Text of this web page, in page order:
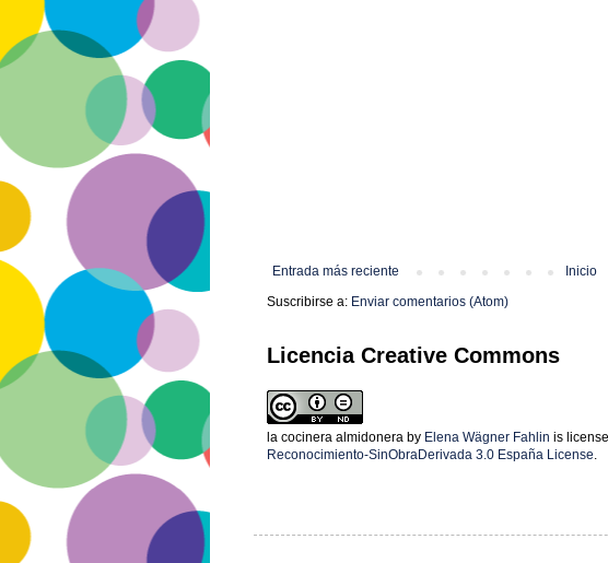
Entrada más reciente
Inicio
Suscribirse a: Enviar comentarios (Atom)
Licencia Creative Commons
la cocinera almidonera by Elena Wägner Fahlin is
Reconocimiento-SinObraDerivada 3.0 España License